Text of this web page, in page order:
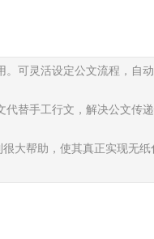
可灵活设定公文流程，自
替手工行文，解决公文传
大帮助，使其真正实现无纸